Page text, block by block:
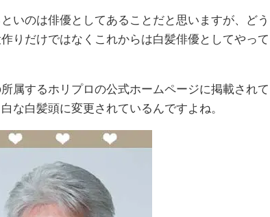
いのは俳優としてあることだと思いますが、どう
りだけではなくこれからは白髪俳優としてやって
属するホリプロの公式ホームページに掲載されて
な白髪頭に変更されているんですよね。